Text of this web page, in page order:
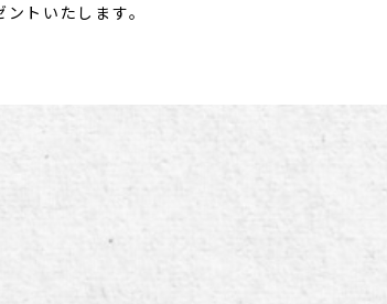
トいたします。